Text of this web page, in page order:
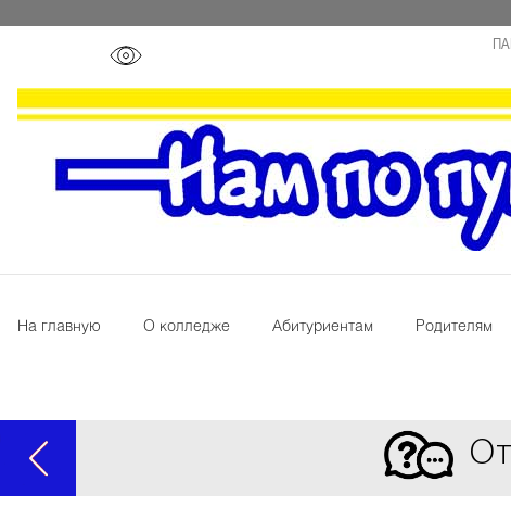
На главную О колледже Абитуриентам Родителям